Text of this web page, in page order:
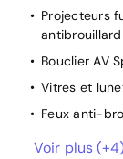
Projecteurs
antibrouillard
Bouclier AV
Vitres et
Feux anti-
Feux de jour à
Voir plus